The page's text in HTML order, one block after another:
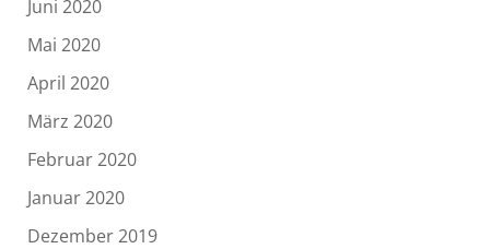
Juni 2020
Mai 2020
April 2020
März 2020
Februar 2020
Januar 2020
Dezember 2019